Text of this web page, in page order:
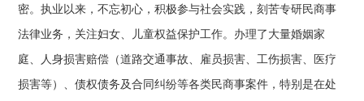
密。执业以来，不忘初心，积极参与社会实践，刻苦专研民商事
法律业务，关注妇女、儿童权益保护工作。办理了大量婚姻家
庭、人身损害赔偿（道路交通事故、雇员损害、工伤损害、医疗
损害等）、债权债务及合同纠纷等各类民商事案件，特别是在处